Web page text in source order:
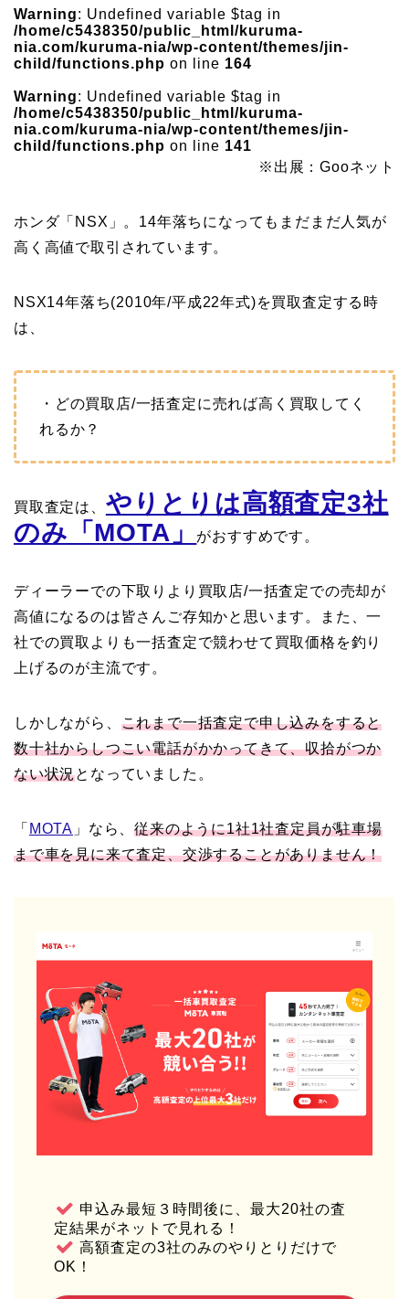
Warning: Undefined variable $tag in
/home/c5438350/public_html/kuruma-
nia.com/kuruma-nia/wp-content/themes/jin-
child/functions.php on line 164
Warning: Undefined variable $tag in
/home/c5438350/public_html/kuruma-
nia.com/kuruma-nia/wp-content/themes/jin-
child/functions.php on line 141
※出展：Gooネット
ホンダ「NSX」。14年落ちになってもまだまだ人気が
高く高値で取引されています。
NSX14年落ち(2010年/平成22年式)を買取査定する時
は、
・どの買取店/一括査定に売れば高く買取してく
れるか？
買取査定は、 やりとりは高額査定3社
のみ「MOTA」
がおすすめです。
ディーラーでの下取りより買取店/一括査定での売却が
高値になるのは皆さんご存知かと思います。また、一
社での買取よりも一括査定で競わせて買取価格を釣り
上げるのが主流です。
しかしながら、 これまで一括査定で申し込みをすると
数十社からしつこい電話がかかってきて、収拾がつか
ない状況となっていました。
「 MOTA 」なら、従来のように1社1社査定員が駐車場
まで車を見に来て査定、交渉することがありません！
申込み最短３時間後に、最大20社の査
定結果がネットで見れる！
高額査定の3社のみのやりとりだけで
OK！